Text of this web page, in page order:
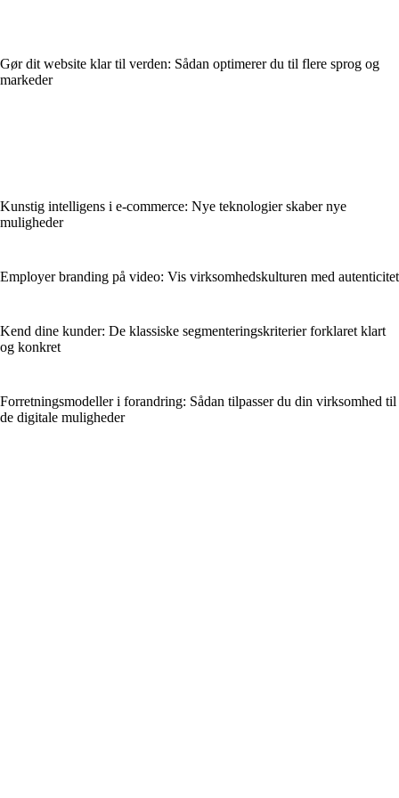
Gør dit website klar til verden: Sådan optimerer du til flere sprog og
markeder
Kunstig intelligens i e-commerce: Nye teknologier skaber nye
muligheder
Employer branding på video: Vis virksomhedskulturen med autenticitet
Kend dine kunder: De klassiske segmenteringskriterier forklaret klart
og konkret
Forretningsmodeller i forandring: Sådan tilpasser du din virksomhed til
de digitale muligheder